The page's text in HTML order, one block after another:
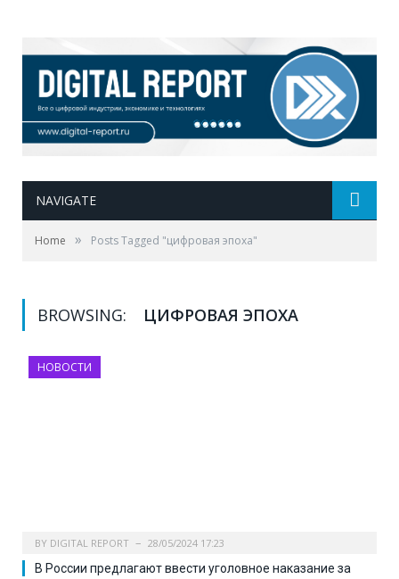
NAVIGATE
Home » Posts Tagged "цифровая эпоха"
BROWSING: ЦИФРОВАЯ ЭПОХА
НОВОСТИ
BY DIGITAL REPORT 28/05/2024 17:23
В России предлагают ввести уголовное наказание за